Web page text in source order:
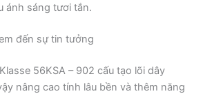
ánh sáng tươi tắn.
đến sự tin tưởng
56KSA – 902 cấu tạo lõi dây
nâng cao tính lâu bền và thêm năng